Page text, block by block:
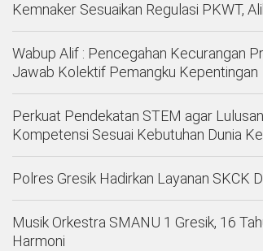
Kemnaker Sesuaikan Regulasi PKWT,
Wabup Alif : Pencegahan Kecurangan
Jawab Kolektif Pemangku Kepentingan
Perkuat Pendekatan STEM agar
Kompetensi Sesuai Kebutuhan Dunia
Polres Gresik Hadirkan Layanan SKCK
Musik Orkestra SMANU 1 Gresik, 16
Harmoni